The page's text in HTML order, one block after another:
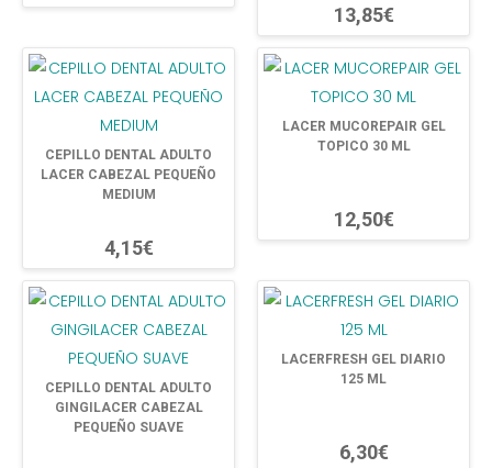
13,85€
CEPILLO DENTAL ADULTO
LACER CABEZAL PEQUEÑO
MEDIUM
4,15€
LACER MUCOREPAIR GEL
TOPICO 30 ML
12,50€
CEPILLO DENTAL ADULTO
GINGILACER CABEZAL
PEQUEÑO SUAVE
LACERFRESH GEL DIARIO
125 ML
6,30€